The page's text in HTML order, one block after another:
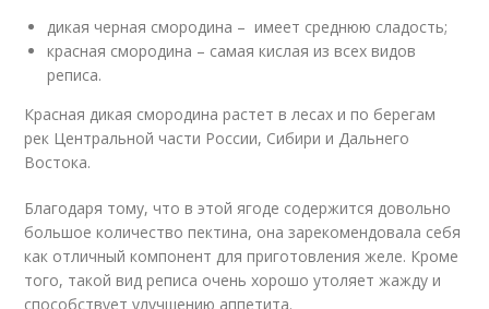
дикая черная смородина – имеет среднюю сладость;
красная смородина – самая кислая из всех видов
реписа.
Красная дикая смородина растет в лесах и по берегам
рек Центральной части России, Сибири и Дальнего
Востока.
Благодаря тому, что в этой ягоде содержится довольно
большое количество пектина, она зарекомендовала себя
как отличный компонент для приготовления желе. Кроме
того, такой вид реписа очень хорошо утоляет жажду и
способствует улучшению аппетита.